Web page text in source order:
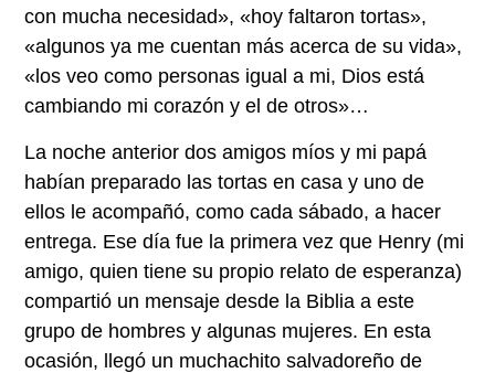
con mucha necesidad», «hoy faltaron tortas»,
«algunos ya me cuentan más acerca de su vida»,
«los veo como personas igual a mi, Dios está
cambiando mi corazón y el de otros»…
La noche anterior dos amigos míos y mi papá
habían preparado las tortas en casa y uno de
ellos le acompañó, como cada sábado, a hacer
entrega. Ese día fue la primera vez que Henry (mi
amigo, quien tiene su propio relato de esperanza)
compartió un mensaje desde la Biblia a este
grupo de hombres y algunas mujeres. En esta
ocasión, llegó un muchachito salvadoreño de